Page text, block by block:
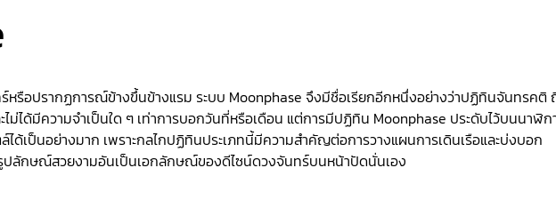
รือปรากฏการณ์ข้างขึ้นข้างแรม ระบบ Moonphase จึงมีชื่อเรียกอีกหนึ่งอย่างว่าปฏิทินจันทรคติ
ม่ได้มีความจำเป็นใด ๆ เท่าการบอกวันที่หรือเดือน แต่การมีปฏิทิน Moonphase ประดับไว้บนนาฬิก
ด้เป็นอย่างมาก เพราะกลไกปฏิทินประเภทนี้มีความสำคัญต่อการวางแผนการเดินเรือและบ่งบอก
ลักษณ์สวยงามอันเป็นเอกลักษณ์ของดีไซน์ดวงจันทร์บนหน้าปัดนั่นเอง